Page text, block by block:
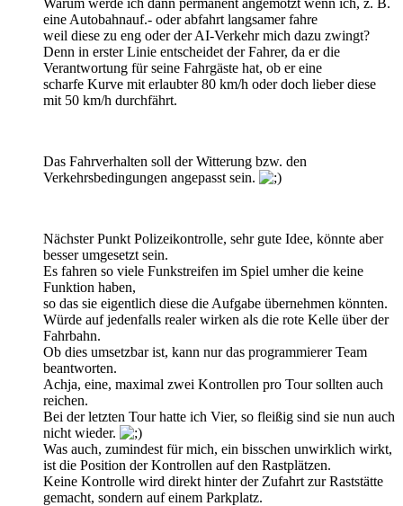
eine Autobahnauf.- oder abfahrt langsamer fahre
weil diese zu eng oder der AI-Verkehr mich dazu zwingt?
Denn in erster Linie entscheidet der Fahrer, da er die
Verantwortung für seine Fahrgäste hat, ob er eine
scharfe Kurve mit erlaubter 80 km/h oder doch lieber diese
mit 50 km/h durchfährt.
Das Fahrverhalten soll der Witterung bzw. den
Verkehrsbedingungen angepasst sein.
Nächster Punkt Polizeikontrolle, sehr gute Idee, könnte aber
besser umgesetzt sein.
Es fahren so viele Funkstreifen im Spiel umher die keine
Funktion haben,
so das sie eigentlich diese die Aufgabe übernehmen könnten.
Würde auf jedenfalls realer wirken als die rote Kelle über der
Fahrbahn.
Ob dies umsetzbar ist, kann nur das programmierer Team
beantworten.
Achja, eine, maximal zwei Kontrollen pro Tour sollten auch
reichen.
Bei der letzten Tour hatte ich Vier, so fleißig sind sie nun auch
nicht wieder.
Was auch, zumindest für mich, ein bisschen unwirklich wirkt,
ist die Position der Kontrollen auf den Rastplätzen.
Keine Kontrolle wird direkt hinter der Zufahrt zur Raststätte
gemacht, sondern auf einem Parkplatz.